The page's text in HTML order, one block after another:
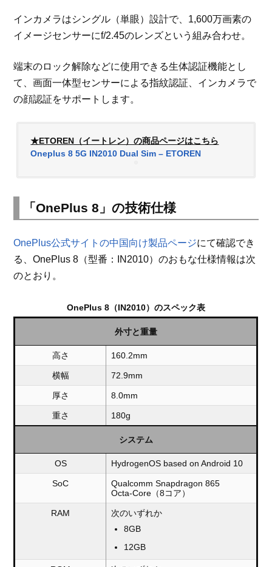
インカメラはシングル（単眼）設計で、1,600万画素の
イメージセンサーにf/2.45のレンズという組み合わせ。
端末のロック解除などに使用できる生体認証機能とし
て、画面一体型センサーによる指紋認証、インカメラで
の顔認証をサポートします。
★ETOREN（イートレン）の商品ページはこちら
Oneplus 8 5G IN2010 Dual Sim – ETOREN
「OnePlus 8」の技術仕様
OnePlus公式サイトの中国向け製品ページにて確認でき
る、OnePlus 8（型番：IN2010）のおもな仕様情報は次
のとおり。
OnePlus 8（IN2010）のスペック表
外寸と重量
高さ 160.2mm
横幅 72.9mm
厚さ 8.0mm
重さ 180g
システム
OS HydrogenOS based on Android 10
SoC
Qualcomm Snapdragon 865
Octa-Core（8コア）
RAM
次のいずれか
8GB
12GB